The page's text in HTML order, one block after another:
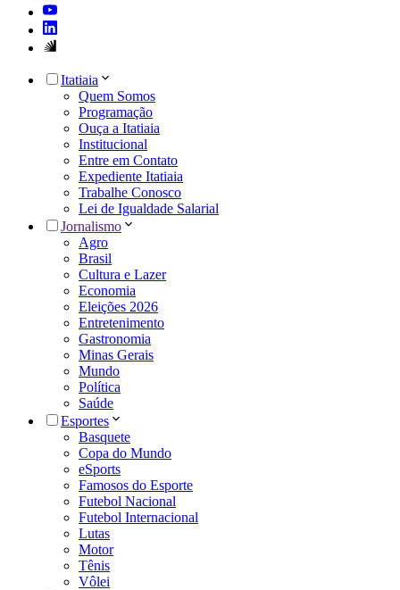
Itatiaia
Quem Somos
Programação
Ouça a Itatiaia
Institucional
Entre em Contato
Expediente Itatiaia
Trabalhe Conosco
Lei de Igualdade Salarial
Jornalismo
Agro
Brasil
Cultura e Lazer
Economia
Eleições 2026
Entretenimento
Gastronomia
Minas Gerais
Mundo
Política
Saúde
Esportes
Basquete
Copa do Mundo
eSports
Famosos do Esporte
Futebol Nacional
Futebol Internacional
Lutas
Motor
Tênis
Vôlei